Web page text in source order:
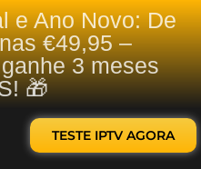
e Ano Novo: De
€49,95 –
3 meses
🎁
TESTE IPTV AGORA